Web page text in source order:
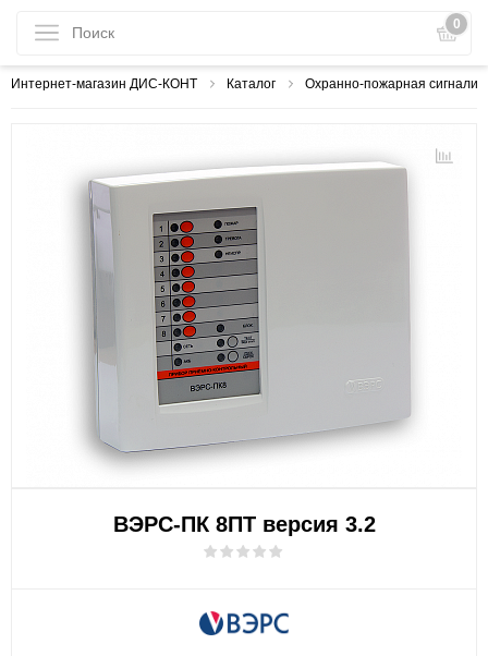
0
Интернет-магазин ДИС-КОНТ Каталог Охранно-пожарная
ВЭРС-ПК 8ПТ версия 3.2